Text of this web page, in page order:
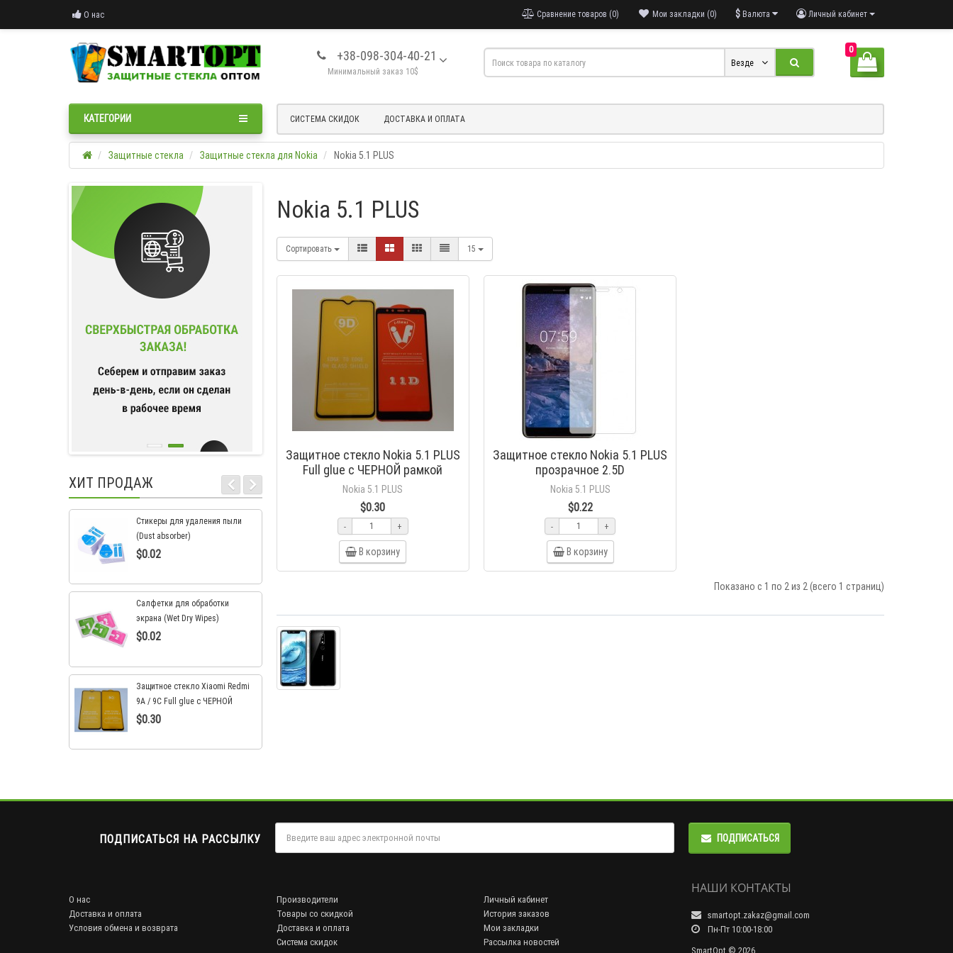
О нас Личный кабинет
$ Валюта
Мои закладки (0)
Сравнение товаров (0)
+38-098-304-40-21
Минимальный заказ 10$
0
Везде
СИСТЕМА СКИДОК ДОСТАВКА И ОПЛАТА
КАТЕГОРИИ
Защитные стекла Защитные стекла для Nokia Nokia 5.1 PLUS
ХИТ ПРОДАЖ
Стикеры для удаления пыли
(Dust absorber)
$0.02
Салфетки для обработки
экрана (Wet Dry Wipes)
$0.02
Защитное стекло Xiaomi Redmi
9A / 9C Full glue с ЧЕРНОЙ
рамкой
$0.30
Защитное стекло Samsung A20 /
A30 / A30s / A50 / A50s / M30
Full glue с ЧЕРНОЙ рамкой
$0.30
Note 7 Full glue с ЧЕРНОЙ
Защитное стекло Xiaomi Redmi
Note 8 Pro Full glue с ЧЕРНОЙ
рамкой
$0.30
9A/9C Premium 99H с ЧЕРНОЙ
Nokia 5.1 PLUS
Сортировать 15
Защитное стекло Nokia 5.1 PLUS
Full glue с ЧЕРНОЙ рамкой
Nokia 5.1 PLUS
$0.30
- +
В корзину
Защитное стекло Nokia 5.1 PLUS
прозрачное 2.5D
Nokia 5.1 PLUS
$0.22
- +
В корзину
Показано с 1 по 2 из 2 (всего 1 страниц)
ПОДПИСАТЬСЯ НА РАССЫЛКУ ПОДПИСАТЬСЯ
О нас
Доставка и оплата
Условия обмена и возврата
Производители
Товары со скидкой
Доставка и оплата
Система скидок
Личный кабинет
История заказов
Мои закладки
Рассылка новостей
НАШИ КОНТАКТЫ
smartopt.zakaz@gmail.com
Пн-Пт 10:00-18:00
SmartOpt © 2026